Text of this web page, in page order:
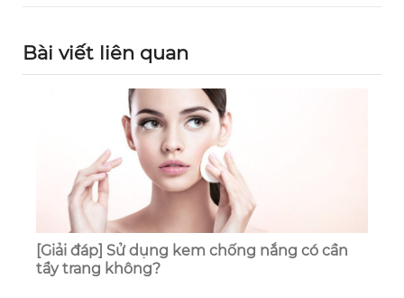
Bài viết liên quan
[Giải đáp] Sử dụng kem chống nắng có cần
tẩy trang không?